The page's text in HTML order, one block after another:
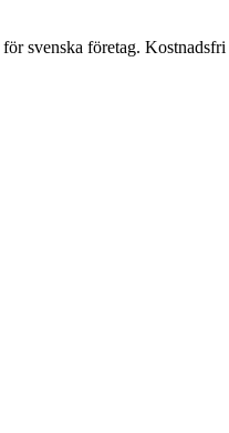
svenska företag.